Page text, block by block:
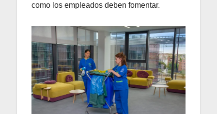
como los empleados deben fomentar.